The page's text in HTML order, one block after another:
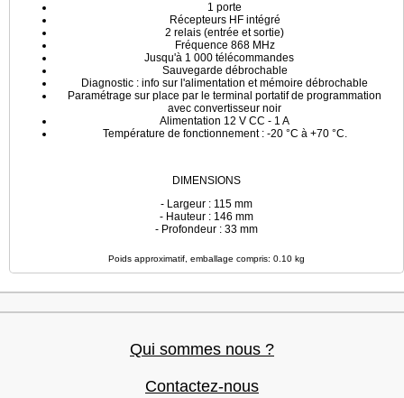
1 porte
Récepteurs HF intégré
2 relais (entrée et sortie)
Fréquence 868 MHz
Jusqu'à 1 000 télécommandes
Sauvegarde débrochable
Diagnostic : info sur l'alimentation et mémoire débrochable
Paramétrage sur place par le terminal portatif de programmation
avec convertisseur noir
Alimentation 12 V CC - 1 A
Température de fonctionnement : -20 °C à +70 °C.
DIMENSIONS
- Largeur : 115 mm
- Hauteur : 146 mm
- Profondeur : 33 mm
Poids approximatif, emballage compris: 0.10 kg
Qui sommes nous ?
Contactez-nous